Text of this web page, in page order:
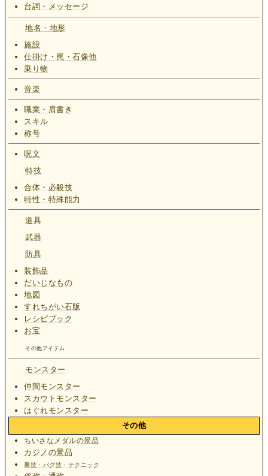
台詞・メッセージ
地名・地形
施設
仕掛け・罠・石像他
乗り物
音楽
職業・肩書き
スキル
称号
呪文
特技
合体・必殺技
特性・特殊能力
道具
武器
防具
装飾品
だいじなもの
地図
すれちがい石版
レシピブック
お宝
その他アイテム
モンスター
仲間モンスター
スカウトモンスター
はぐれモンスター
その他
ちいさなメダルの景品
カジノの景品
裏技・バグ技・テクニック